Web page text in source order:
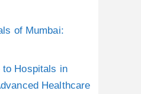
of Mumbai:
to Hospitals in
Healthcare